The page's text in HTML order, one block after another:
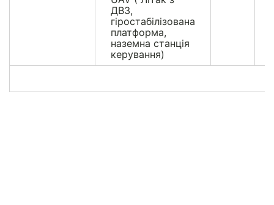
ДВЗ,
гіростабілізована
платформа,
наземна станція
керування)